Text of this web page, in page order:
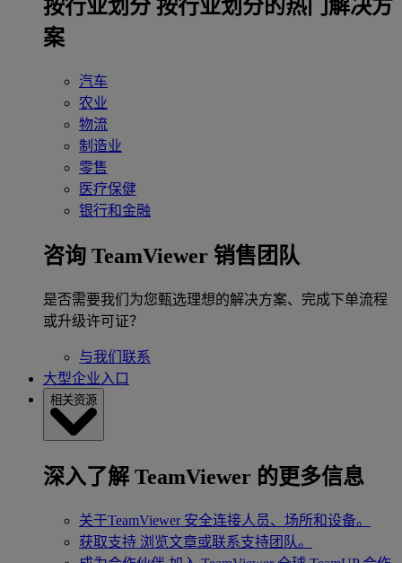
‌按行业划分 按行业划分的热门解决方
案
汽车
农业
物流
制造业
零售
医疗保健
银行和金融
咨询 TeamViewer 销售团队
是否需要我们为您甄选理想的解决方案、完成下单流程
或升级许可证？
与我们联系
大型企业入口
相关资源
深入了解 TeamViewer 的更多信息
关于TeamViewer 安全连接人员、场所和设备。
获取支持 浏览文章或联系支持团队。